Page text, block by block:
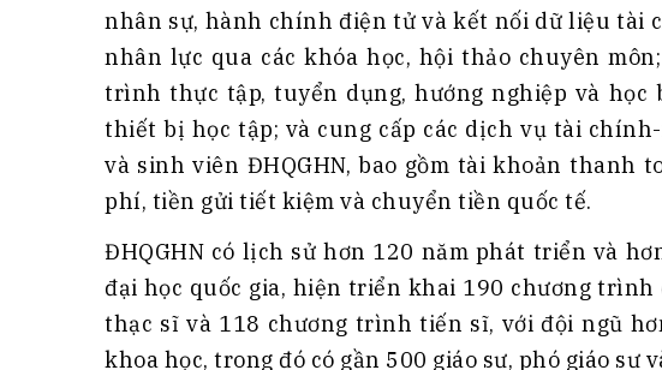
nhân sự, hành chính điện tử và kết nối dữ liệu tài
nhân lực qua các khóa học, hội thảo chuyên
trình thực tập, tuyển dụng, hướng nghiệp và học
thiết bị học tập; và cung cấp các dịch vụ tài
và sinh viên ĐHQGHN, bao gồm tài khoản thanh
phí, tiền gửi tiết kiệm và chuyển tiền quốc tế.
ĐHQGHN có lịch sử hơn 120 năm phát triển và
đại học quốc gia, hiện triển khai 190 chương
thạc sĩ và 118 chương trình tiến sĩ, với đội ngũ
khoa học, trong đó có gần 500 giáo sư, phó giáo sư